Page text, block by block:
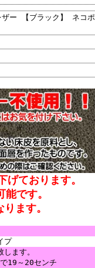
ー 【ブラック】 ネコポ
ております。
です。
ます。
プ
ます。
19～20センチ